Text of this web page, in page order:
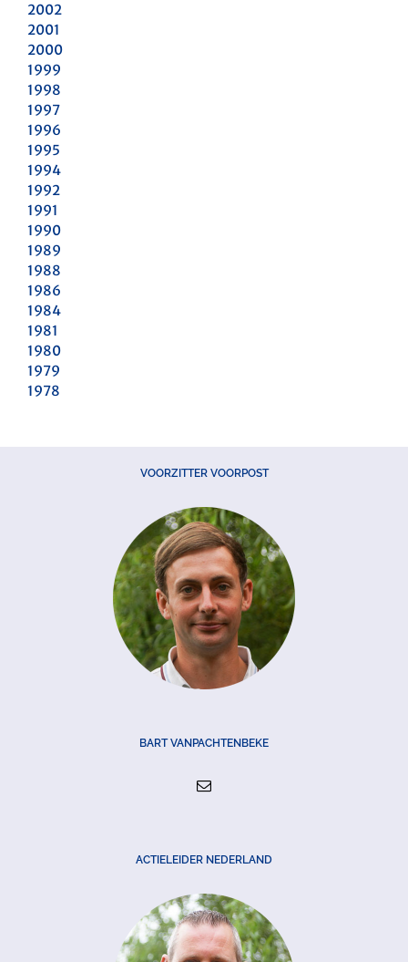
2002
2001
2000
1999
1998
1997
1996
1995
1994
1992
1991
1990
1989
1988
1986
1984
1981
1980
1979
1978
VOORZITTER VOORPOST
BART VANPACHTENBEKE
ACTIELEIDER NEDERLAND